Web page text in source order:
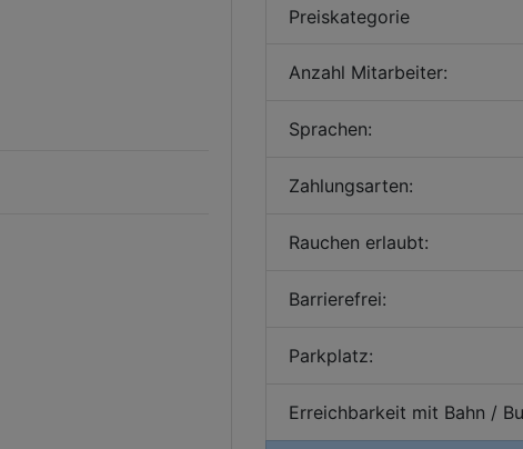
Preiskategorie
Anzahl Mitarbeiter:
Sprachen:
Zahlungsarten:
Rauchen erlaubt:
Barrierefrei:
Parkplatz:
Erreichbarkeit mit Bahn /